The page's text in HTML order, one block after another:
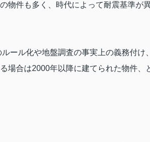
物件も多く、時代によって耐震基準が
ール化や地盤調査の事実上の義務付
場合は2000年以降に建てられた物件、